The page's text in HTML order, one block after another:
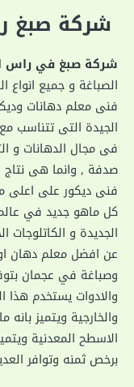
‏شركة صبغ
شركة صبغ في راس
الصباغة و جميع انواع
فنى معلم دهانات
الجيدة التى تتناسب
فى مجال الدهانات و
صدفة , وانما هى
فنى ديكور على اعلى
كل ماهو جديد في عالم
الجديدة و الكاتلوجات
عن افضل معلم دهان او
وصباغة في عجمان
والادوات يستخدم هذا
والخارجية ويتميز
الاسطح المعدنية
برخص ثمنه وتوافر